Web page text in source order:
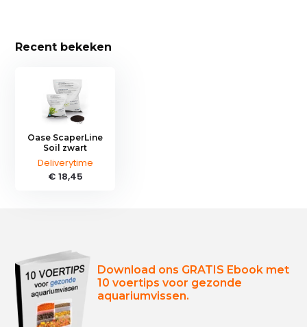
Recent bekeken
Oase ScaperLine
Soil zwart
Deliverytime
€ 18,45
Download ons GRATIS Ebook met
10 voertips voor gezonde
aquariumvissen.